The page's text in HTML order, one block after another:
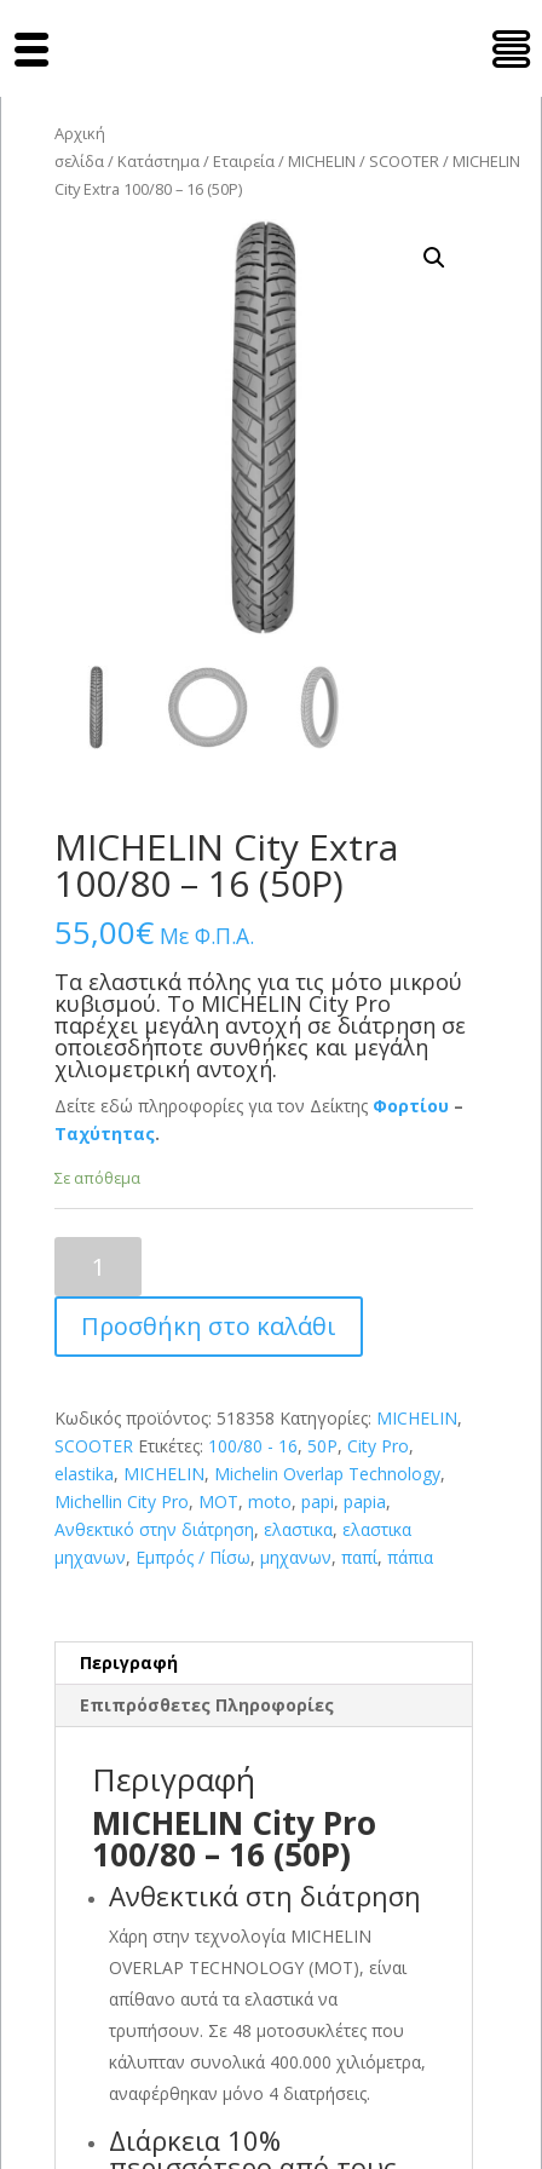
Αρχική
σελίδα/ Κατάστημα/ Εταιρεία/ MICHELIN / SCOOTER/ MICHELIN
City Extra 100/80 – 16 (50P)
MICHELIN City Extra
100/80 – 16 (50P)
55,00€ Με Φ.Π.Α.
Τα ελαστικά πόλης για τις μότο μικρού
κυβισμού. Το MICHELIN City Pro
παρέχει μεγάλη αντοχή σε διάτρηση σε
οποιεσδήποτε συνθήκες και μεγάλη
χιλιομετρική αντοχή.
Δείτε εδώ πληροφορίες για τον Δείκτης Φορτίου –
Ταχύτητας.
Σε απόθεμα
Extra
100/80
-
(50P)
ποσότητα
Προσθήκη στο καλάθι
Κωδικός προϊόντος: 518358 Κατηγορίες: MICHELIN,
SCOOTER Ετικέτες: 100/80 - 16, 50P, City Pro,
elastika, MICHELIN, Michelin Overlap Technology,
Michellin City Pro, MOT, moto, papi, papia,
Ανθεκτικό στην διάτρηση, ελαστικα, ελαστικα
μηχανων, Εμπρός / Πίσω, μηχανων, παπί, πάπια
Περιγραφή
Επιπρόσθετες Πληροφορίες
Περιγραφή
MICHELIN City Pro
100/80 – 16 (50P)
Ανθεκτικά στη διάτρηση
Χάρη στην τεχνολογία MICHELIN
OVERLAP TECHNOLOGY (MOT), είναι
απίθανο αυτά τα ελαστικά να
τρυπήσουν. Σε 48 μοτοσυκλέτες που
κάλυπταν συνολικά 400.000 χιλιόμετρα,
αναφέρθηκαν μόνο 4 διατρήσεις.
Διάρκεια 10%